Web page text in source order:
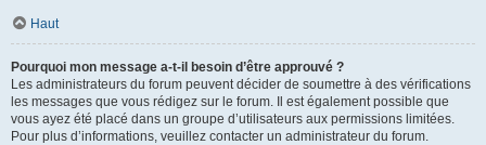
Haut
Pourquoi mon message a-t-il besoin d’être approuvé ?
Les administrateurs du forum peuvent décider de soumettre à des vérifications
les messages que vous rédigez sur le forum. Il est également possible que
vous ayez été placé dans un groupe d’utilisateurs aux permissions limitées.
Pour plus d’informations, veuillez contacter un administrateur du forum.